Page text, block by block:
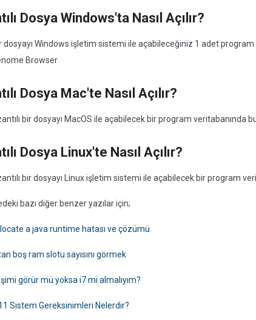
Dosya Windows'ta Nasıl Açılır?
dosyayı Windows işletim sistemi ile açabileceğiniz 1 adet program
Browser
Dosya Mac'te Nasıl Açılır?
bir dosyayı MacOS ile açabilecek bir program veritabanında
Dosya Linux'te Nasıl Açılır?
bir dosyayı Linux işletim sistemi ile açabilecek bir program
bazı diğer benzer yazılar için;
a java runtime hatası ve çözümü
boş ram slotu sayısını görmek
görür mü yoksa i7 mi almalıyım?
Sistem Gereksinimleri Nelerdir?